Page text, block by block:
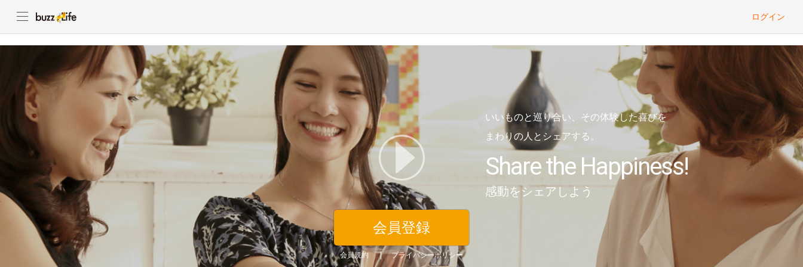
ログイン
いいものと巡り合い、その体験した喜びを
まわりの人とシェアする。
Share the Happiness!
感動をシェアしよう
会員登録
会員規約 プライバシーポリシー